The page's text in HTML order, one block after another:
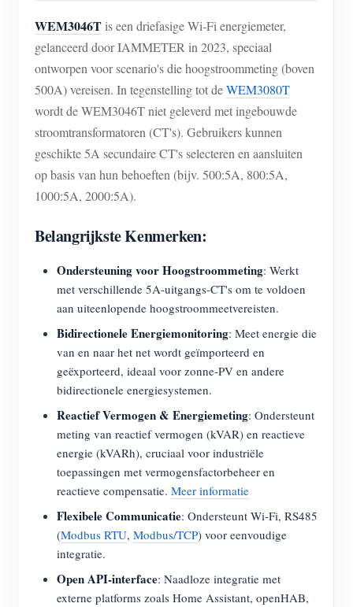
Blogs
App Store
Site verkennen
PV-ranglijst
WEM3046Tis een driefasige Wi-Fi energiemeter,
gelanceerd door IAMMETER in 2023, speciaal
ontworpen voor scenario's die hoogstroommeting (boven
500A) vereisen. In tegenstelling tot deWEM3080T
wordt de WEM3046T niet geleverd met ingebouwde
stroomtransformatoren (CT's). Gebruikers kunnen
geschikte 5A secundaire CT's selecteren en aansluiten
op basis van hun behoeften (bijv. 500:5A, 800:5A,
1000:5A, 2000:5A).
Belangrijkste Kenmerken:
Ondersteuning voor Hoogstroommeting: Werkt
met verschillende 5A-uitgangs-CT's om te voldoen
aan uiteenlopende hoogstroommeetvereisten.
Bidirectionele Energiemonitoring: Meet energie die
van en naar het net wordt geïmporteerd en
geëxporteerd, ideaal voor zonne-PV en andere
bidirectionele energiesystemen.
Reactief Vermogen & Energiemeting: Ondersteunt
meting van reactief vermogen (kVAR) en reactieve
energie (kVARh), cruciaal voor industriële
toepassingen met vermogensfactorbeheer en
reactieve compensatie. Meer informatie
Flexibele Communicatie: Ondersteunt Wi-Fi, RS485
(Modbus RTU, Modbus/TCP) voor eenvoudige
integratie.
Open API-interface: Naadloze integratie met
externe platforms zoals Home Assistant, openHAB,